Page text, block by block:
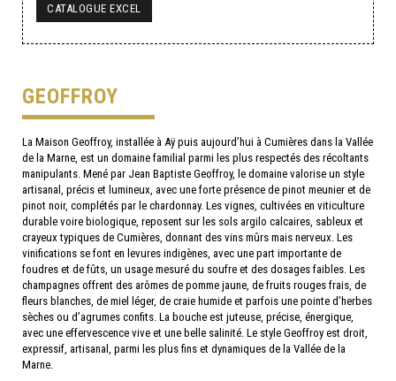
CATALOGUE EXCEL
GEOFFROY
La Maison Geoffroy, installée à Aÿ puis aujourd’hui à Cumières dans la Vallée
de la Marne, est un domaine familial parmi les plus respectés des récoltants
manipulants. Mené par Jean Baptiste Geoffroy, le domaine valorise un style
artisanal, précis et lumineux, avec une forte présence de pinot meunier et de
pinot noir, complétés par le chardonnay. Les vignes, cultivées en viticulture
durable voire biologique, reposent sur les sols argilo calcaires, sableux et
crayeux typiques de Cumières, donnant des vins mûrs mais nerveux. Les
vinifications se font en levures indigènes, avec une part importante de
foudres et de fûts, un usage mesuré du soufre et des dosages faibles. Les
champagnes offrent des arômes de pomme jaune, de fruits rouges frais, de
fleurs blanches, de miel léger, de craie humide et parfois une pointe d’herbes
sèches ou d’agrumes confits. La bouche est juteuse, précise, énergique,
avec une effervescence vive et une belle salinité. Le style Geoffroy est droit,
expressif, artisanal, parmi les plus fins et dynamiques de la Vallée de la
Marne.